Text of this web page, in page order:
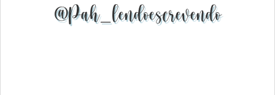
@pah_lendoescrevendo